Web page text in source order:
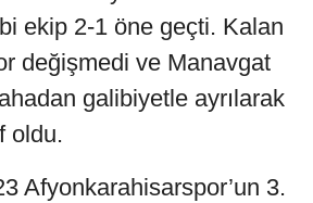
ekip 2-1 öne geçti. Kalan
değişmedi ve Manavgat
galibiyetle ayrılarak
oldu.
Afyonkarahisarspor’un 3.